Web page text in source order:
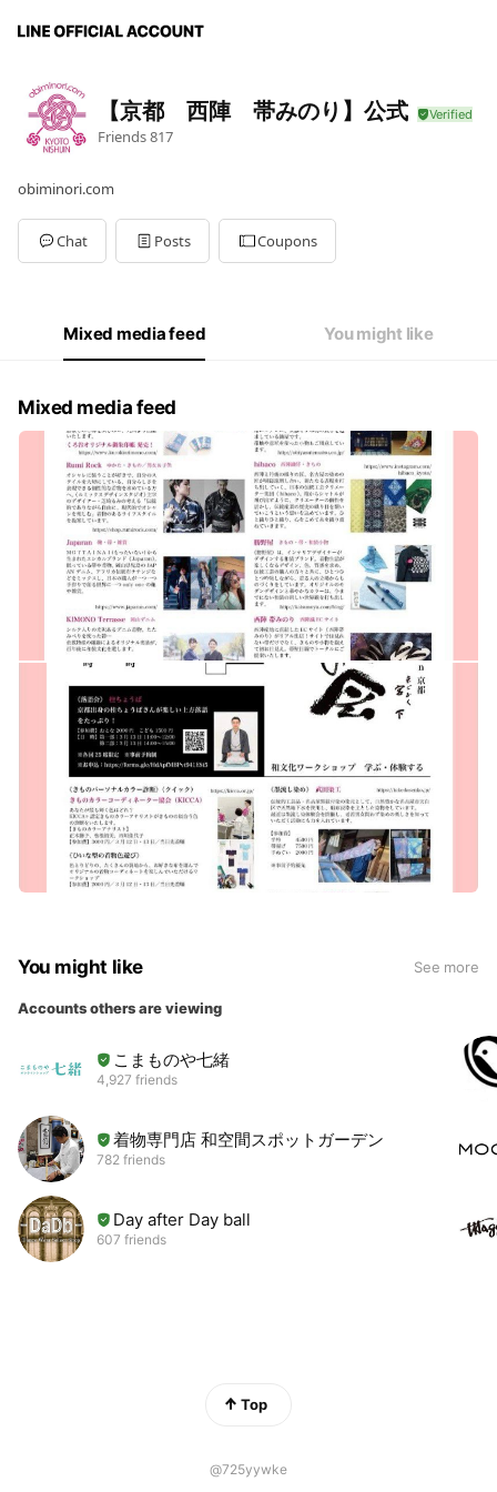
【京都 西陣 帯みのり】公式
Friends817
obiminori.com
Chat Posts Coupons
Mixed media feed You might like
Mixed media feed
You might like See more
Accounts others are viewing
こまものや七緒
4,927 friends
着物専門店 和空間スポットガーデン
782 friends
Day after Day ball
607 friends
Top
@725yywke